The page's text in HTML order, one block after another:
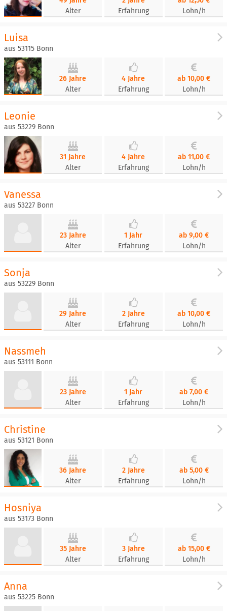
Alter
Erfahrung
Lohn/h
Luisa
aus 53115 Bonn
26 Jahre
Alter
4 Jahre
Erfahrung
ab 10,00 €
Lohn/h
Leonie
aus 53229 Bonn
31 Jahre
Alter
4 Jahre
Erfahrung
ab 11,00 €
Lohn/h
Vanessa
aus 53227 Bonn
23 Jahre
Alter
1 Jahr
Erfahrung
ab 9,00 €
Lohn/h
Sonja
aus 53229 Bonn
29 Jahre
Alter
2 Jahre
Erfahrung
ab 10,00 €
Lohn/h
Nassmeh
aus 53111 Bonn
23 Jahre
Alter
1 Jahr
Erfahrung
ab 7,00 €
Lohn/h
Christine
aus 53121 Bonn
36 Jahre
Alter
2 Jahre
Erfahrung
ab 5,00 €
Lohn/h
Hosniya
aus 53173 Bonn
35 Jahre
Alter
3 Jahre
Erfahrung
ab 15,00 €
Lohn/h
Anna
aus 53225 Bonn